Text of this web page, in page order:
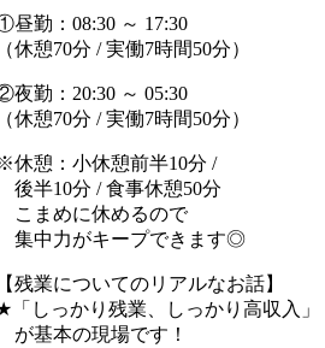
昼勤：08:30 ～ 17:30
（休憩70分 / 実働7時間50分）
夜勤：20:30 ～ 05:30
（休憩70分 / 実働7時間50分）
休憩：小休憩前半10分 /
後半10分 / 食事休憩50分
こまめに休めるので
集中力がキープできます◎
【残業についてのリアルなお話】
「しっかり残業、しっかり高収入」
が基本の現場です！